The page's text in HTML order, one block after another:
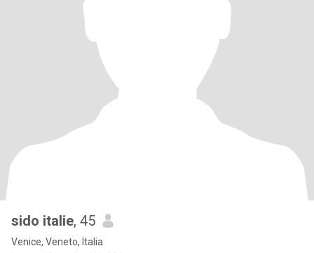
sido italie, 45
Venice, Veneto, Italia